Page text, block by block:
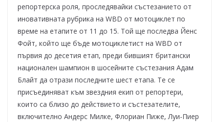
репортерска роля, проследявайки състезанието от
иновативната рубрика на WBD от мотоциклет по
време на етапите от 11 до 15. Той ще последва Йенс
Фойт, който ще бъде мотоциклетист на WBD от
първия до десетия етап, преди бившият британски
национален шампион в шосейните състезания Адам
Блайт да отрази последните шест етапа. Те се
присъединяват към звездния екип от репортери,
които са близо до действието и състезателите,
включително Андерс Милке, Флориан Пиже, Луи-Пиер